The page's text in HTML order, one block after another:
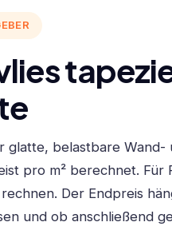
glatte, belastbare
pro m² berechnet.
rechnen. Der Endpreis
und ob anschließend